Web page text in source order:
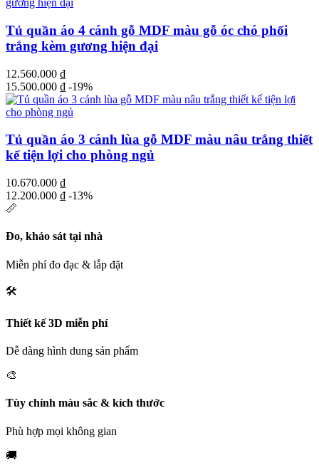
Tủ quần áo 4 cánh gỗ MDF màu gỗ óc chó phối
trắng kèm gương hiện đại
12.560.000 ₫
15.500.000 ₫ -19%
Tủ quần áo 3 cánh lùa gỗ MDF màu nâu trắng thiết
kế tiện lợi cho phòng ngủ
10.670.000 ₫
12.200.000 ₫ -13%
📏
Đo, khảo sát tại nhà
Miễn phí đo đạc & lắp đặt
🛠️
Thiết kế 3D miễn phí
Dễ dàng hình dung sản phẩm
🎨
Tùy chỉnh màu sắc & kích thước
Phù hợp mọi không gian
🚚